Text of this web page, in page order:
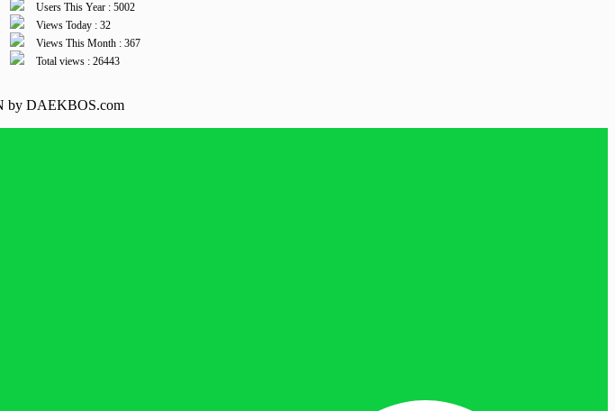
Users This Year : 5002
Views Today : 32
Views This Month : 367
Total views : 26443
by DAEKBOS.com